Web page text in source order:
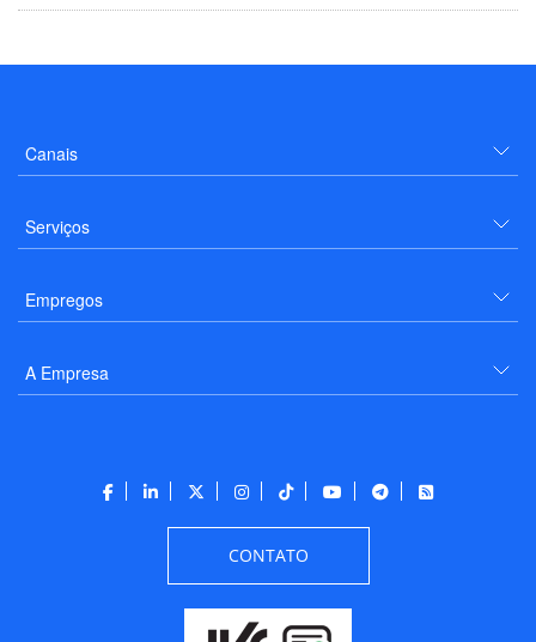
Canais
Serviços
Empregos
A Empresa
CONTATO